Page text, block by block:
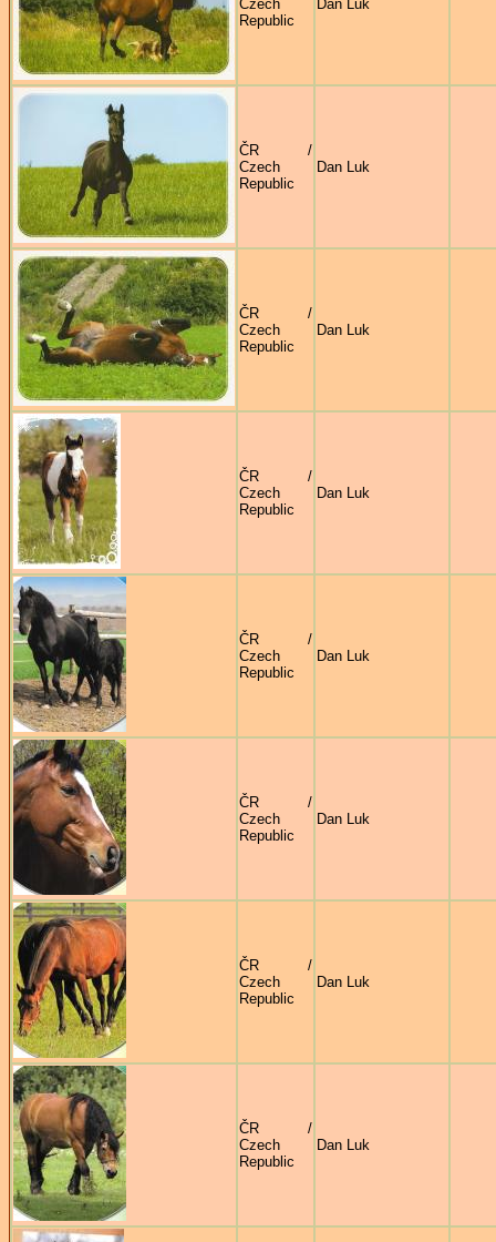
Czech
Republic
Dan Luk
ČR /
Czech
Republic
Dan Luk
ČR /
Czech
Republic
Dan Luk
ČR /
Czech
Republic
Dan Luk
ČR /
Czech
Republic
Dan Luk
ČR /
Czech
Republic
Dan Luk
ČR /
Czech
Republic
Dan Luk
ČR /
Czech
Republic
Dan Luk